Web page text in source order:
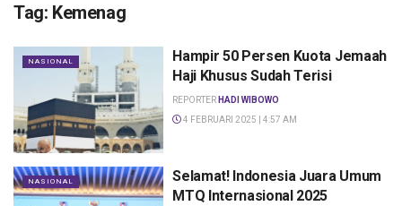
Tag: Kemenag
NASIONAL
Hampir 50 Persen Kuota Jemaah
Haji Khusus Sudah Terisi
REPORTER HADI WIBOWO
4 FEBRUARI 2025 | 4:57 AM
NASIONAL
Selamat! Indonesia Juara Umum
MTQ Internasional 2025